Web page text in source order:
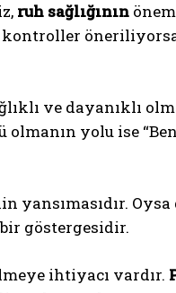
ruh sağlığının
ve dayanıklı
yolu ise
göstergesidir.
ihtiyacı vardır.